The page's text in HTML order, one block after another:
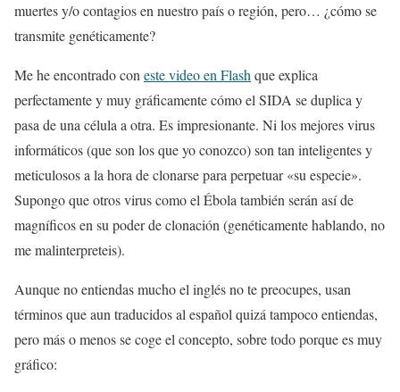
muertes y/o contagios en nuestro país o región, pero… ¿cómo se
transmite genéticamente?
Me he encontrado con este video en Flash que explica
perfectamente y muy gráficamente cómo el SIDA se duplica y
pasa de una célula a otra. Es impresionante. Ni los mejores virus
informáticos (que son los que yo conozco) son tan inteligentes y
meticulosos a la hora de clonarse para perpetuar «su especie».
Supongo que otros virus como el Ébola también serán así de
magníficos en su poder de clonación (genéticamente hablando, no
me malinterpreteis).
Aunque no entiendas mucho el inglés no te preocupes, usan
términos que aun traducidos al español quizá tampoco entiendas,
pero más o menos se coge el concepto, sobre todo porque es muy
gráfico: